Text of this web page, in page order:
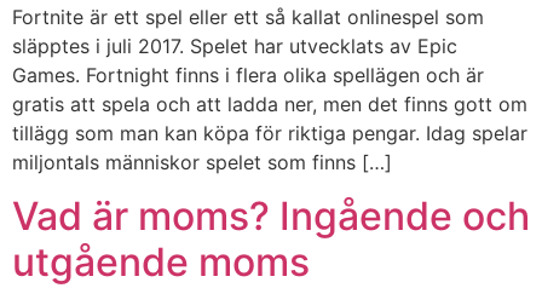
Fortnite är ett spel eller ett så kallat onlinespel som
släpptes i juli 2017. Spelet har utvecklats av Epic
Games. Fortnight finns i flera olika spellägen och är
gratis att spela och att ladda ner, men det finns gott om
tillägg som man kan köpa för riktiga pengar. Idag spelar
miljontals människor spelet som finns […]
Vad är moms? Ingående och
utgående moms